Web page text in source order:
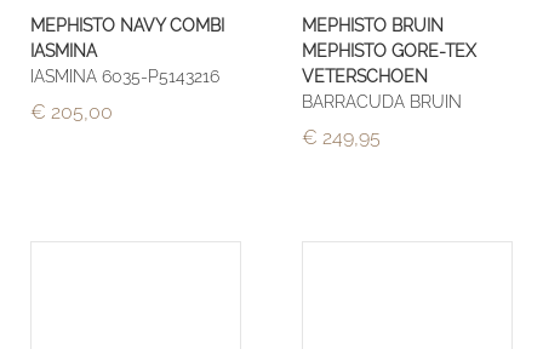
MEPHISTO NAVY COMBI
IASMINA
IASMINA 6035-P5143216
€ 205,00
MEPHISTO BRUIN
MEPHISTO GORE-TEX
VETERSCHOEN
BARRACUDA BRUIN
€ 249,95